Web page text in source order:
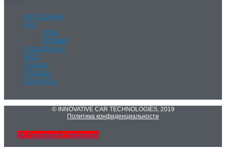
ЧИП-ТЮНИНГ
КПП
DSG
ZF 8HP
О КОМПАНИИ
БЛОГ
СКИДКИ
ОТЗЫВЫ
КОНТАКТЫ
© INNOVATIVE CAR TECHNOLOGIES, 2019
Политика конфиденциальности
Vk Facebook-f Instagram